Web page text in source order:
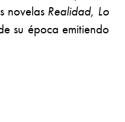
novelas Realidad, Lo
su época emitiendo